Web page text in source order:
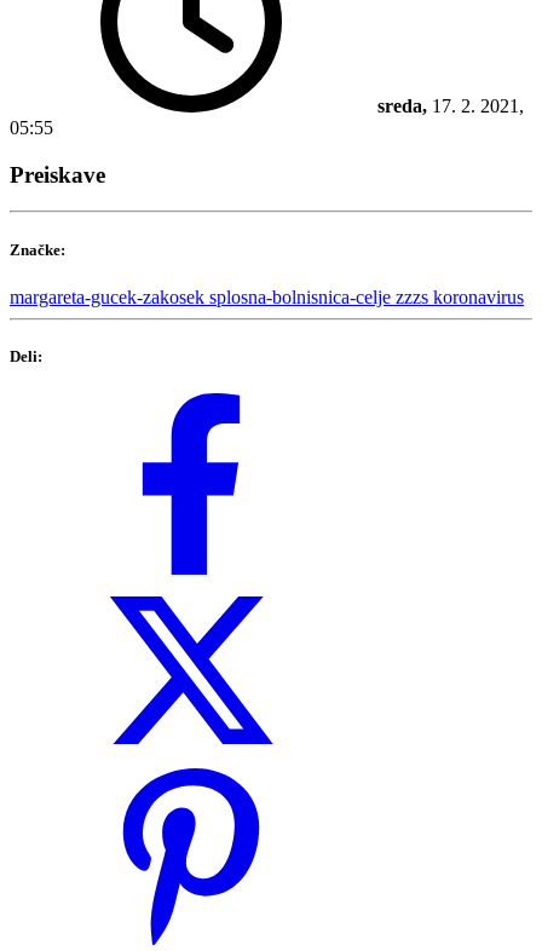
sreda, 17. 2. 2021,
05:55
Preiskave
Značke:
margareta-gucek-zakosek splosna-bolnisnica-celje zzzs koronavirus
Deli: